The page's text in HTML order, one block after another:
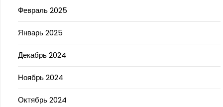
Февраль 2025
Январь 2025
Декабрь 2024
Ноябрь 2024
Октябрь 2024